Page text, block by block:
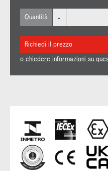
Quantità -
Richiedi il prezzo
o chiedere informazioni su